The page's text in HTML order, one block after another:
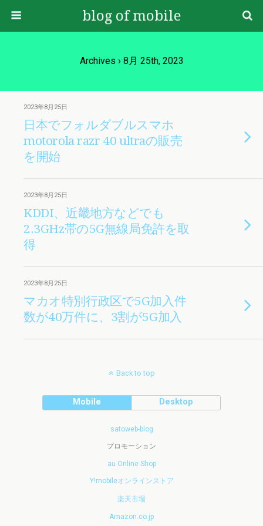
blog of mobile
Archives › 8月 25th, 2023
2023年8月25日
日本でフォルダブルスマホ
motorola razr 40 ultraの販売
を開始
2023年8月25日
KDDI、近畿地方などでも
2.3GHz帯の5G無線局免許を取
得
2023年8月25日
マカオ特別行政区で5G加入件
数が40万件に、3割が5G加入
Back to top
Mobile Desktop
satoweb-blog
プロモーション
au Online Shop
Y!mobileオンラインストア
楽天市場
Amazon.co.jp